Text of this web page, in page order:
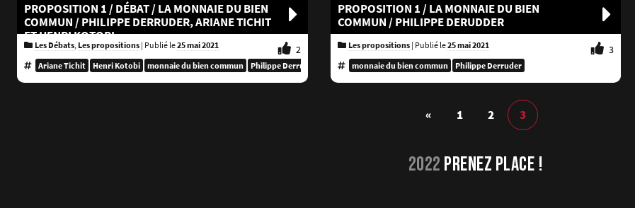
PROPOSITION 1 / DÉBAT / LA MONNAIE DU BIEN
COMMUN / PHILIPPE DERRUDER, ARIANE TICHIT
ET HENRI KOTOBI
Les Débats, Les propositions | Publié le25 mai 2021 2
Ariane Tichit Henri Kotobi monnaie du bien commun Philippe Derruder
PROPOSITION 1 / LA MONNAIE DU BIEN
COMMUN / PHILIPPE DERUDDER
Les propositions| Publié le25 mai 2021 3
monnaie du bien commun Philippe Derruder
«Publications
1 2 3
2022 PRENEZ PLACE !